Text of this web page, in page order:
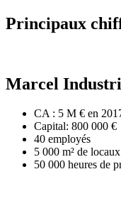
Principaux
Marcel
CA : 5 M € en
Capital: 800 000 €
40 employés
5 000 m² de
50 000 heures de